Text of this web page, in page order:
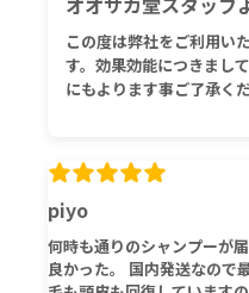
この度は弊社をご利用い
す。効果効能につきまし
にもよります事ご了承く
piyo
何時も通りのシャンプーが
良かった。 国内発送なので